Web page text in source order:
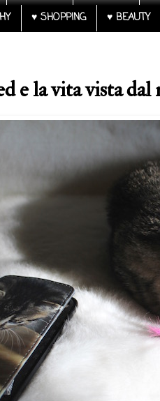
♥ SHOPPING ♥ BEAUTY
e la vita vista dal